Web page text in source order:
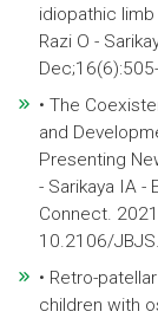
idiopathic
Razi O -
• The
and
Presenting
- Sarikaya IA -
Connect.
10.2106/
• Retro-
children with